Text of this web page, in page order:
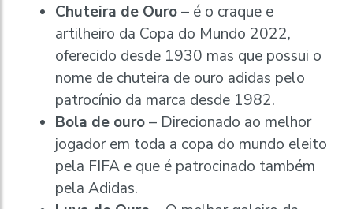
Chuteira de Ouro– é o craque e
artilheiro da Copa do Mundo 2022,
oferecido desde 1930 mas que possui o
nome de chuteira de ouro adidas pelo
patrocínio da marca desde 1982.
Bola de ouro– Direcionado ao melhor
jogador em toda a copa do mundo eleito
pela FIFA e que é patrocinado também
pela Adidas.